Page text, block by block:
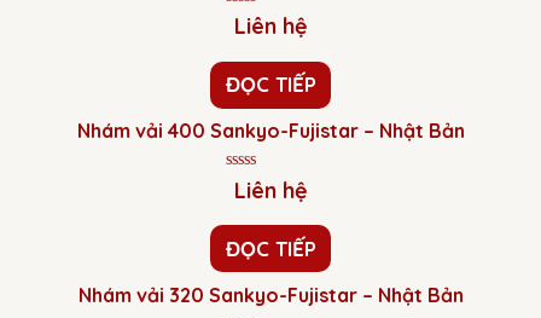
Được
xếp
0
5
sao
Liên hệ
ĐỌC TIẾP
Nhám vải 400 Sankyo-Fujistar – Nhật Bản
Được
xếp
5
sao
Liên hệ
ĐỌC TIẾP
Nhám vải 320 Sankyo-Fujistar – Nhật Bản